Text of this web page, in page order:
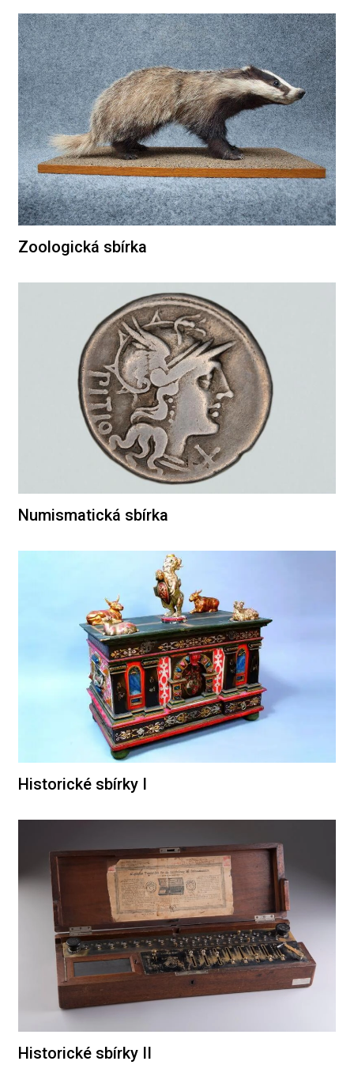
Zoologická sbírka
Numismatická sbírka
Historické sbírky I
Historické sbírky II